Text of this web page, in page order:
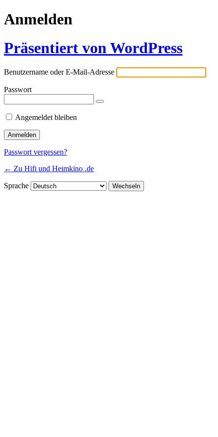
Anmelden
Präsentiert von WordPress
Benutzername oder E-Mail-Adresse
Passwort
Angemeldet bleiben
Passwort vergessen?
← Zu Hifi und Heimkino .de
Sprache